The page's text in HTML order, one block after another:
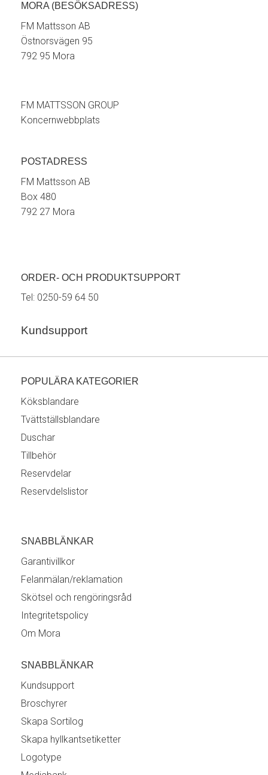
MORA (BESÖKSADRESS)
FM Mattsson AB
Östnorsvägen 95
792 95 Mora
FM MATTSSON GROUP
Koncernwebbplats
POSTADRESS
FM Mattsson AB
Box 480
792 27 Mora
ORDER- OCH PRODUKTSUPPORT
Tel: 0250-59 64 50
Kundsupport
POPULÄRA KATEGORIER
Köksblandare
Tvättställsblandare
Duschar
Tillbehör
Reservdelar
Reservdelslistor
SNABBLÄNKAR
Garantivillkor
Felanmälan/reklamation
Skötsel och rengöringsråd
Integritetspolicy
Om Mora
SNABBLÄNKAR
Kundsupport
Broschyrer
Skapa Sortilog
Skapa hyllkantsetiketter
Logotype